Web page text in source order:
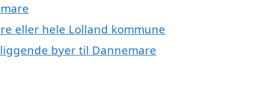
eller hele Lolland kommune
byer til Dannemare